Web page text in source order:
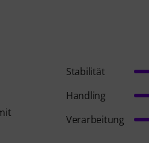
Stabilität
Handling
Verarbeitung